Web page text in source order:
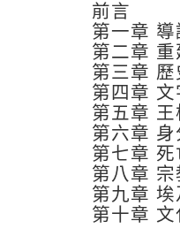
前言
第一章 導
第二章
第三章 歷
第四章 文
第五章 王
第六章 身
第七章 死
第八章 宗
第九章 埃
第十章 文